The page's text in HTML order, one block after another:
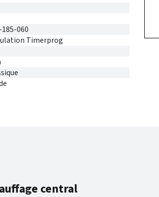
185-060
Timerprog
central